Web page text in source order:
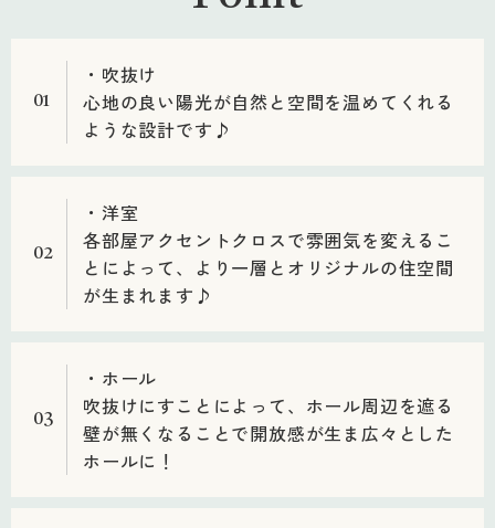
01
・吹抜け
心地の良い陽光が自然と空間を温めてくれる
ような設計です♪
02
・洋室
各部屋アクセントクロスで雰囲気を変えるこ
とによって、より一層とオリジナルの住空間
が生まれます♪
03
・ホール
吹抜けにすことによって、ホール周辺を遮る
壁が無くなることで開放感が生ま広々とした
ホールに！